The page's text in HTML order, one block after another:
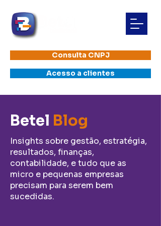
Consulta CNPJ
Acesso a clientes
​Betel Blog
​Insights sobre gestão, estratégia,
resultados, finanças,
contabilidade, e tudo que as
micro e pequenas empresas
precisam para serem bem
sucedidas.